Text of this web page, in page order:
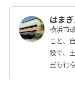
はま
横浜市
こと、
設で、
室も行